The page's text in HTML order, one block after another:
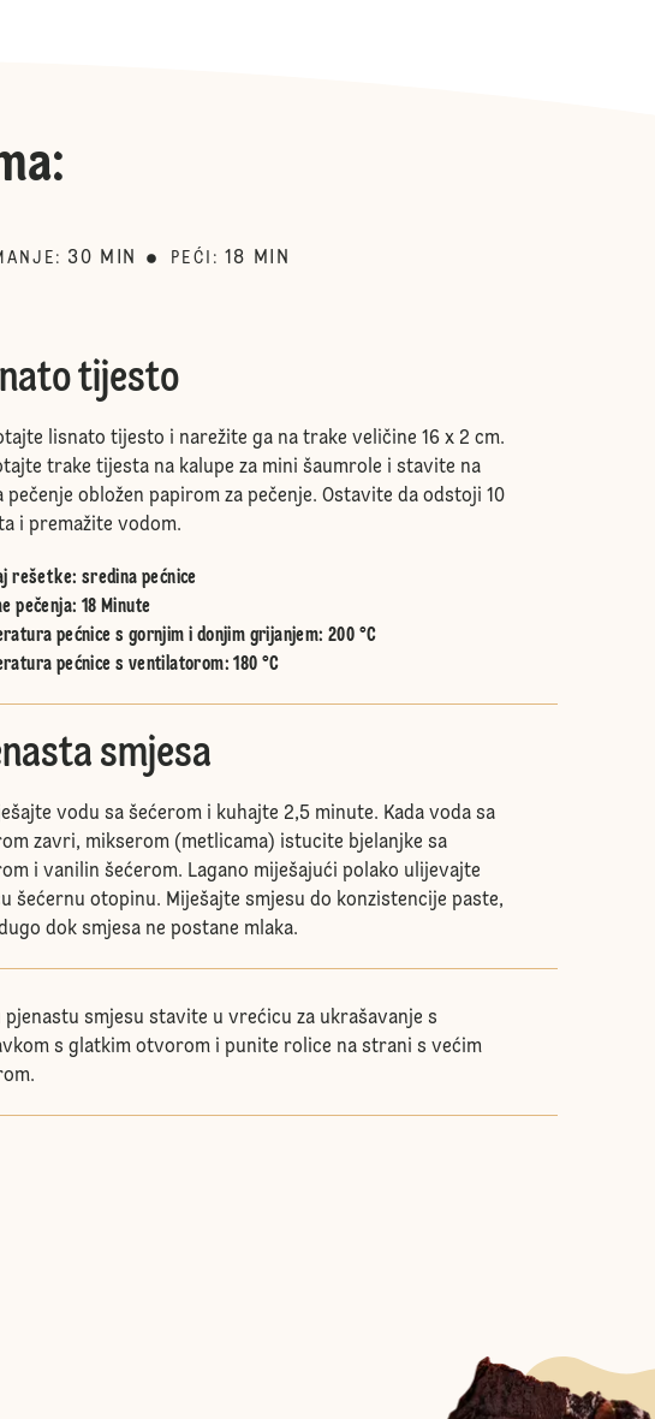
:
: 30 MIN PEĆI : 18 MIN
tijesto
lisnato tijesto i narežite ga na trake veličine 16 x 2 cm.
trake tijesta na kalupe za mini šaumrole i stavite na
pečenje obložen papirom za pečenje. Ostavite da odstoji 10
i premažite vodom.
rešetke: sredina pećnice
pečenja: 18 Minute
pećnice s gornjim i donjim grijanjem: 200 °C
pećnice s ventilatorom: 180 °C
smjesa
vodu sa šećerom i kuhajte 2,5 minute. Kada voda sa
zavri, mikserom (metlicama) istucite bjelanjke sa
i vanilin šećerom. Lagano miješajući polako ulijevajte
šećernu otopinu. Miješajte smjesu do konzistencije paste,
dok smjesa ne postane mlaka.
pjenastu smjesu stavite u vrećicu za ukrašavanje s
s glatkim otvorom i punite rolice na strani s većim